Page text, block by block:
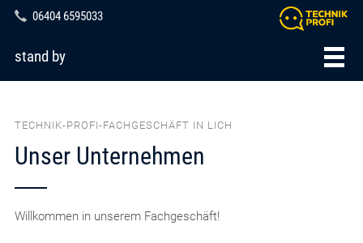
06404 6595033
stand by
TECHNIK-PROFI-FACHGESCHÄFT IN LICH
Unser Unternehmen
Willkommen in unserem Fachgeschäft!